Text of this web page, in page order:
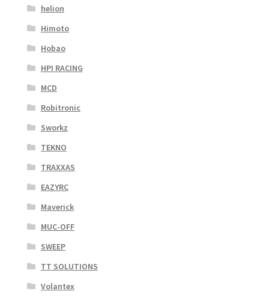
helion
Himoto
Hobao
HPI RACING
MCD
Robitronic
Sworkz
TEKNO
TRAXXAS
EAZYRC
Maverick
MUC-OFF
SWEEP
TT SOLUTIONS
Volantex